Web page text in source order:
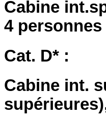
Cabine
4 personnes
Cat. D* :
Cabine int.